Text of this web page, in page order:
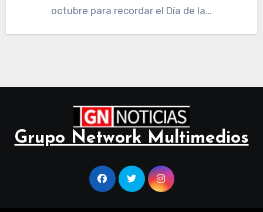
octubre para recordar el Día de la…
Grupo Network Multimedios